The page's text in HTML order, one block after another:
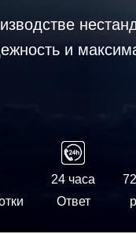
и
24 часа
Ответ